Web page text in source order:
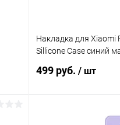
Накладка для Xiaomi
Sillicone Case синий
499 руб. / шт